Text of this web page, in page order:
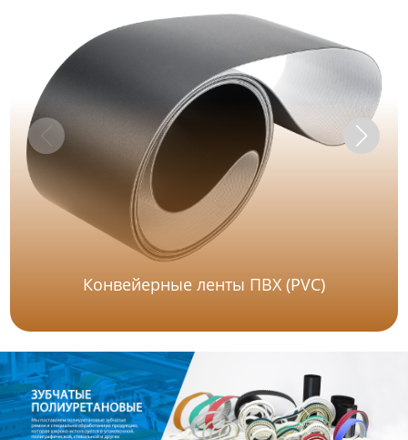
Конвейерные ленты ПВХ (PVC)